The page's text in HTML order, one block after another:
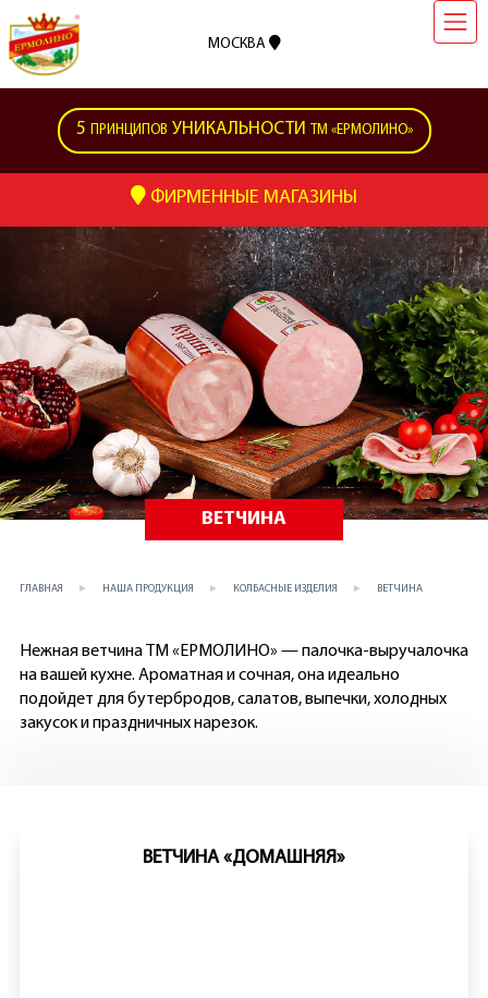
МОСКВА
5 ПРИНЦИПОВ УНИКАЛЬНОСТИ ТМ «ЕРМОЛИНО»
ФИРМЕННЫЕ МАГАЗИНЫ
ВЕТЧИНА
ГЛАВНАЯ НАША ПРОДУКЦИЯ КОЛБАСНЫЕ ИЗДЕЛИЯ ВЕТЧИНА
Нежная ветчина ТМ «ЕРМОЛИНО» — палочка-выручалочка
на вашей кухне. Ароматная и сочная, она идеально
подойдет для бутербродов, салатов, выпечки, холодных
закусок и праздничных нарезок.
ВЕТЧИНА «ДОМАШНЯЯ»